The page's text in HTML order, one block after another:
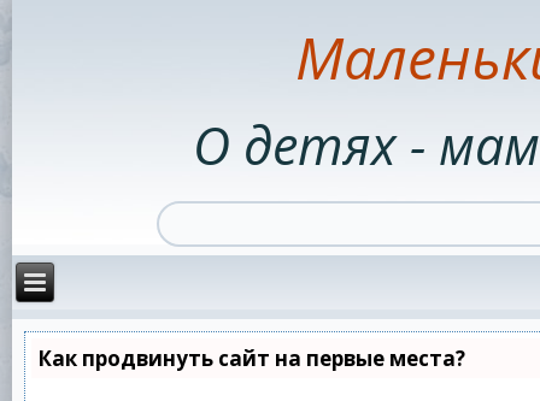
О детях -
Как продвинуть сайт на первые места?